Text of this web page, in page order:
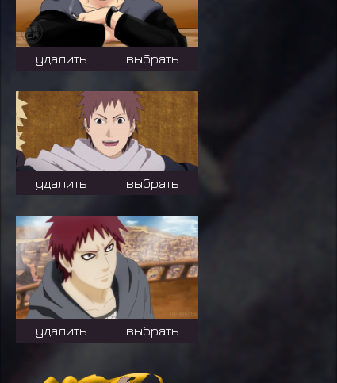
удалить выбрать
удалить выбрать
удалить выбрать